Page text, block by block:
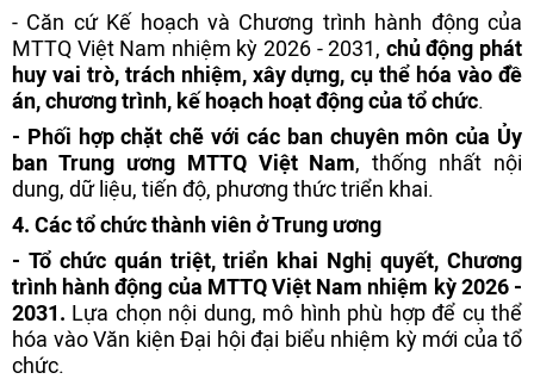
- Căn cứ Kế hoạch và Chương trình hành động của
MTTQ Việt Nam nhiệm kỳ 2026 - 2031, chủ động phát
huy vai trò, trách nhiệm, xây dựng, cụ thể hóa vào đề
án, chương trình, kế hoạch hoạt động của tổ chức.
- Phối hợp chặt chẽ với các ban chuyên môn của Ủy
ban Trung ương MTTQ Việt Nam, thống nhất nội
dung, dữ liệu, tiến độ, phương thức triển khai.
4. Các tổ chức thành viên ở Trung ương
- Tổ chức quán triệt, triển khai Nghị quyết, Chương
trình hành động của MTTQ Việt Nam nhiệm kỳ 2026 -
2031. Lựa chọn nội dung, mô hình phù hợp để cụ thể
hóa vào Văn kiện Đại hội đại biểu nhiệm kỳ mới của tổ
chức.